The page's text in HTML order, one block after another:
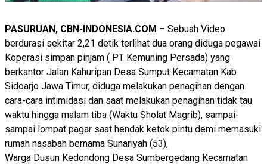
PASURUAN, CBN-INDONESIA.COM – Sebuah Video
berdurasi sekitar 2,21 detik terlihat dua orang diduga pegawai
Koperasi simpan pinjam ( PT Kemuning Persada) yang
berkantor Jalan Kahuripan Desa Sumput Kecamatan Kab
Sidoarjo Jawa Timur, diduga melakukan penagihan dengan
cara-cara intimidasi dan saat melakukan penagihan tidak tau
waktu hingga malam tiba (Waktu Sholat Magrib), sampai-
sampai lompat pagar saat hendak ketok pintu demi memasuki
rumah nasabah bernama Sunariyah (53),
Warga Dusun Kedondong Desa Sumbergedang Kecamatan